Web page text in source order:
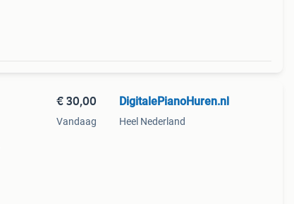
€ 30,00
Vandaag
DigitalePianoHuren.nl
Heel Nederland